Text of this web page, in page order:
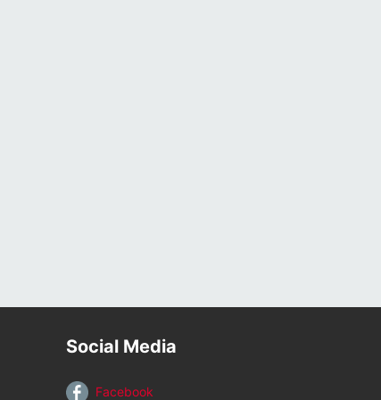
Social Media
Facebook